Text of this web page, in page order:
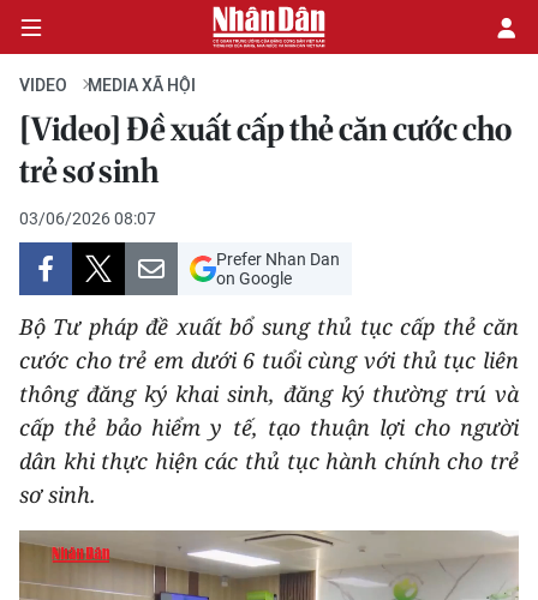
CHÍNH TRỊ
KINH TẾ
VĂN HÓA
XÃ HỘI
PHÁP LUẬT
DU LỊCH
THẾ GIỚI
THỂ THAO
VIDEO MEDIA XÃ HỘI
[Video] Đề xuất cấp thẻ căn cước cho
trẻ sơ sinh
03/06/2026 08:07
Prefer Nhan Dan
on Google
Bộ Tư pháp đề xuất bổ sung thủ tục cấp thẻ căn
cước cho trẻ em dưới 6 tuổi cùng với thủ tục liên
thông đăng ký khai sinh, đăng ký thường trú và
cấp thẻ bảo hiểm y tế, tạo thuận lợi cho người
dân khi thực hiện các thủ tục hành chính cho trẻ
sơ sinh.